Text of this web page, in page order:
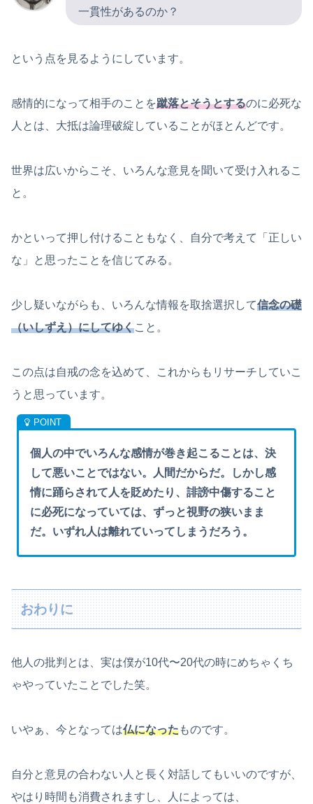
一貫性があるのか？
という点を見るようにしています。
感情的になって相手のことを蹴落とそうとするのに必死な
人とは、大抵は論理破綻していることがほとんどです。
世界は広いからこそ、いろんな意見を聞いて受け入れるこ
と。
かといって押し付けることもなく、自分で考えて「正しい
な」と思ったことを信じてみる。
少し疑いながらも、いろんな情報を取捨選択して信念の礎
（いしずえ）にしてゆくこと。
この点は自戒の念を込めて、これからもリサーチしていこ
うと思っています。
個人の中でいろんな感情が巻き起こることは、決
して悪いことではない。人間だからだ。しかし感
情に踊らされて人を貶めたり、誹謗中傷すること
に必死になっていては、ずっと視野の狭いまま
だ。いずれ人は離れていってしまうだろう。
おわりに
他人の批判とは、実は僕が10代〜20代の時にめちゃくち
ゃやっていたことでした笑。
いやぁ、今となっては仏になったものです。
自分と意見の合わない人と長く対話してもいいのですが、
やはり時間も消費されますし、人によっては、